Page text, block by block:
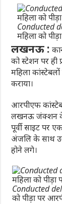
Conducted
महिला को
लखनऊ :
को स्टेशन पर ही
महिला
कराया।
आरपीएफ
लखनऊ जंक्शन के
पूर्वी साइट पर
अंजलि के साथ
होने लगे।
Conducted
को पीड़ा पर